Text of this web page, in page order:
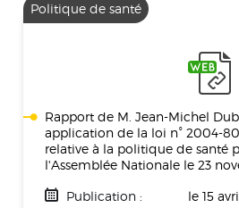
Politique de santé
Rapport de M. Jean-Michel
application de la loi n° 2004-
relative à la politique de santé
l'Assemblée Nationale le 23
Publication :
le 15